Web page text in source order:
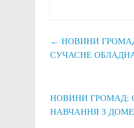
← НОВИНИ
СУЧАСНЕ
НОВИНИ ГРОМАД:
НАВЧАННЯ З